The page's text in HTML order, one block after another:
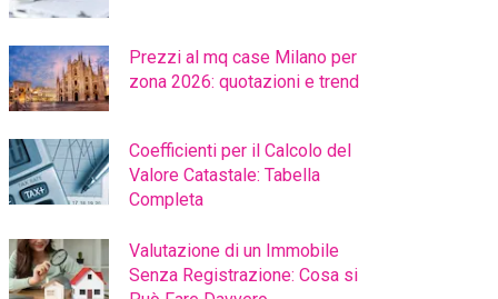
Prezzi al mq case Milano per
zona 2026: quotazioni e trend
Coefficienti per il Calcolo del
Valore Catastale: Tabella
Completa
Valutazione di un Immobile
Senza Registrazione: Cosa si